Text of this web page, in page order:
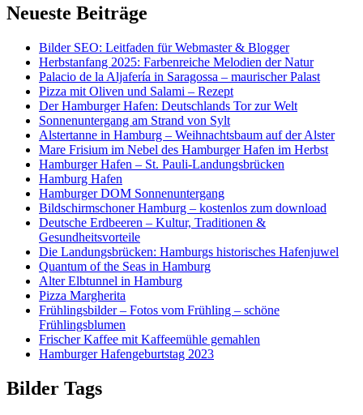
Neueste Beiträge
Bilder SEO: Leitfaden für Webmaster & Blogger
Herbstanfang 2025: Farbenreiche Melodien der Natur
Palacio de la Aljafería in Saragossa – maurischer Palast
Pizza mit Oliven und Salami – Rezept
Der Hamburger Hafen: Deutschlands Tor zur Welt
Sonnenuntergang am Strand von Sylt
Alstertanne in Hamburg – Weihnachtsbaum auf der Alster
Mare Frisium im Nebel des Hamburger Hafen im Herbst
Hamburger Hafen – St. Pauli-Landungsbrücken
Hamburg Hafen
Hamburger DOM Sonnenuntergang
Bildschirmschoner Hamburg – kostenlos zum download
Deutsche Erdbeeren – Kultur, Traditionen &
Gesundheitsvorteile
Die Landungsbrücken: Hamburgs historisches Hafenjuwel
Quantum of the Seas in Hamburg
Alter Elbtunnel in Hamburg
Pizza Margherita
Frühlingsbilder – Fotos vom Frühling – schöne
Frühlingsblumen
Frischer Kaffee mit Kaffeemühle gemahlen
Hamburger Hafengeburtstag 2023
Bilder Tags